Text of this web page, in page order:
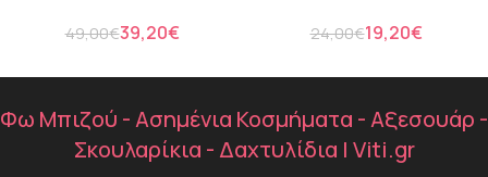
49,00€39,20€ 24,00€19,20€
Φω Μπιζού - Ασημένια Κοσμήματα - Αξεσουάρ -
Σκουλαρίκια - Δαχτυλίδια | Viti.gr